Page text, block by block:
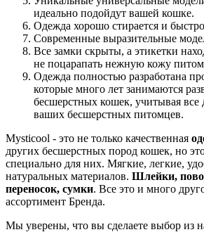
идеально подойдут вашей кошке.
Одежда хорошо стирается и
Современные выразительные
Все замки скрыты, а этикетки
не поцарапать нежную кожу
Одежда полностью разработана
которые много лет занимаются
бесшерстных кошек, учитывая все
ваших бесшерстных питомцев.
Mysticool - это не только качественная
других бесшерстных пород кошек, но
специально для них. Мягкие, легкие,
натуральных материалов. Шлейки,
переносок, сумки. Все это и много
ассортимент Бренда.
Мы уверены, что вы сделаете выбор из